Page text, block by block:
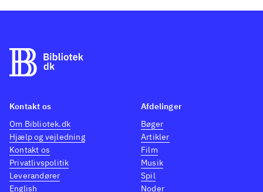
Kontakt os
Om Bibliotek.dk
Hjælp og vejledning
Kontakt os
Privatlivspolitik
Leverandører
English
Afdelinger
Bøger
Artikler
Film
Musik
Spil
Noder